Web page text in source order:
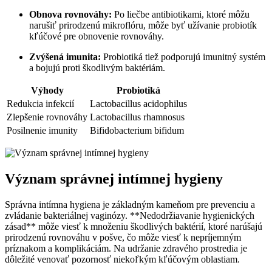
Obnova rovnováhy: Po liečbe antibiotikami, ktoré môžu
narušiť prirodzenú mikroflóru, môže byť užívanie probiotík
kľúčové pre obnovenie rovnováhy.
Zvýšená imunita: Probiotiká tiež podporujú imunitný systém
a bojujú proti škodlivým baktériám.
Výhody
Probiotiká
Redukcia infekcií
Lactobacillus acidophilus
Zlepšenie rovnováhy Lactobacillus rhamnosus
Posilnenie imunity
Bifidobacterium bifidum
Význam správnej intímnej hygieny
Správna intímna hygiena je základným kameňom pre prevenciu a
zvládanie bakteriálnej vaginózy. **Nedodržiavanie hygienických
zásad** môže viesť k množeniu škodlivých baktérií, ktoré narúšajú
prirodzenú rovnováhu v pošve, čo môže viesť k nepríjemným
príznakom a komplikáciám. Na udržanie zdravého prostredia je
dôležité venovať pozornosť niekoľkým kľúčovým oblastiam.